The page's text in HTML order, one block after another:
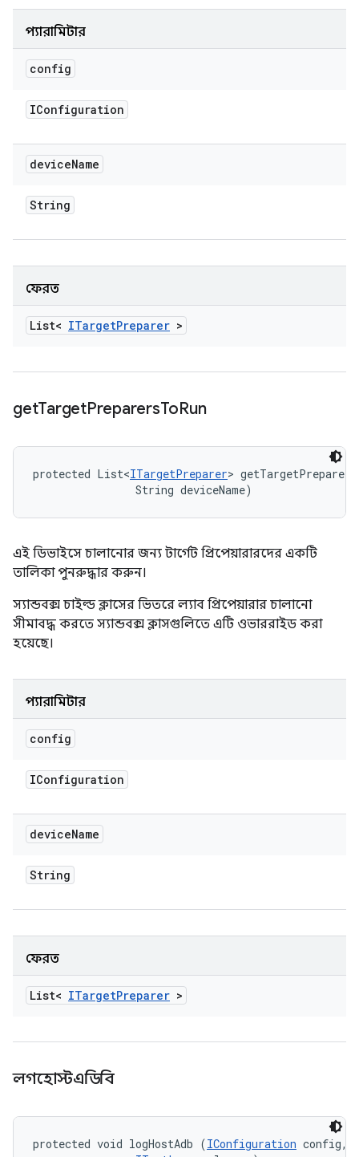
প্যারামিটার
config
IConfiguration
deviceName
String
ফেরত
List< ITargetPreparer >
getTargetPreparersToRun
protected List<ITargetPreparer>
                String deviceName)
এই ডিভাইসে চালানোর জন্য টার্গেট প্রিপেয়ারারদের একটি
তালিকা পুনরুদ্ধার করুন।
স্যান্ডবক্স চাইল্ড ক্লাসের ভিতরে ল্যাব প্রিপেয়ারার চালানো
সীমাবদ্ধ করতে স্যান্ডবক্স ক্লাসগুলিতে এটি ওভাররাইড করা
হয়েছে।
প্যারামিটার
config
IConfiguration
deviceName
String
ফেরত
List< ITargetPreparer >
লগহোস্টএডিবি
protected void logHostAdb (IConfiguration config,